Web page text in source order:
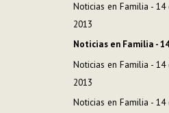
Noticias en Familia - 14
2013
Noticias en Familia -
Noticias en Familia - 14
2013
Noticias en Familia - 14